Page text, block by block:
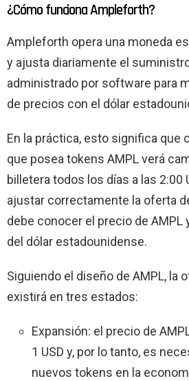
¿Cómo funciona Ampleforth?
Ampleforth opera una moneda
y ajusta diariamente el
administrado por software para
de precios con el dólar
En la práctica, esto significa que
que posea tokens AMPL verá
billetera todos los días a las 2:00
ajustar correctamente la oferta
debe conocer el precio de AMPL
del dólar estadounidense.
Siguiendo el diseño de AMPL, la
existirá en tres estados:
Expansión: el precio de
1 USD y, por lo tanto, es
nuevos tokens en la